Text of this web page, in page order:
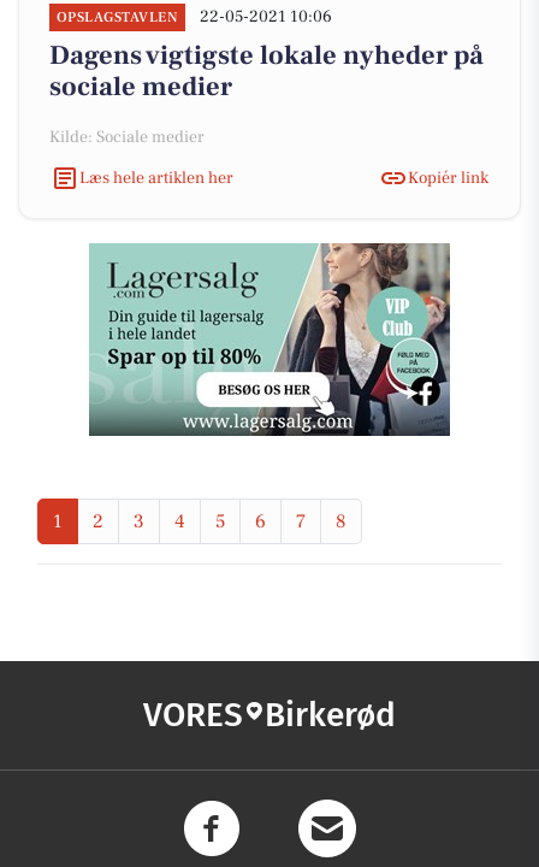
OPSLAGSTAVLEN 22-05-2021 10:06
Dagens vigtigste lokale nyheder på
sociale medier
Kilde: Sociale medier
Læs hele artiklen her
Kopiér link
1 2 3 4 5 6 7 8
VORES Birkerød